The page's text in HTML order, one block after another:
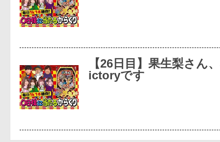
【26日目】果生梨さん
ictoryです